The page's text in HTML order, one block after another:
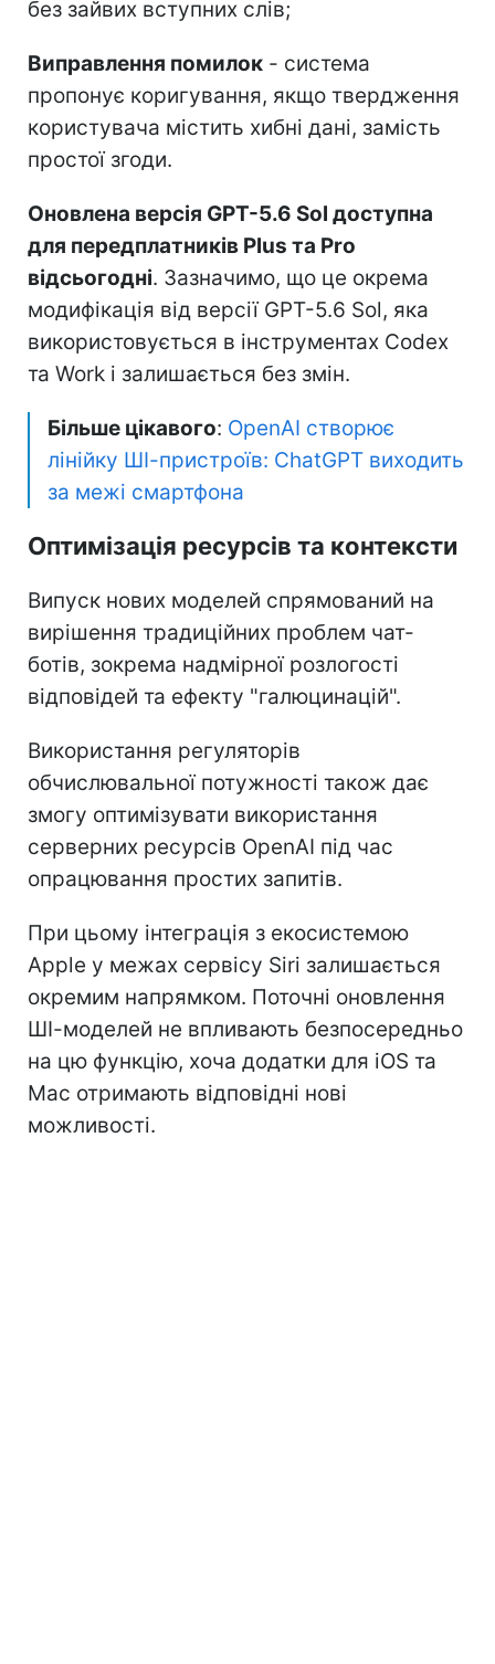
без зайвих вступних слів;
Виправлення помилок - система
пропонує коригування, якщо твердження
користувача містить хибні дані, замість
простої згоди.
Оновлена версія GPT-5.6 Sol доступна
для передплатників Plus та Pro
відсьогодні. Зазначимо, що це окрема
модифікація від версії GPT-5.6 Sol, яка
використовується в інструментах Codex
та Work і залишається без змін.
Більше цікавого: OpenAI створює
лінійку ШІ-пристроїв: ChatGPT виходить
за межі смартфона
Оптимізація ресурсів та контексти
Випуск нових моделей спрямований на
вирішення традиційних проблем чат-
ботів, зокрема надмірної розлогості
відповідей та ефекту "галюцинацій".
Використання регуляторів
обчислювальної потужності також дає
змогу оптимізувати використання
серверних ресурсів OpenAI під час
опрацювання простих запитів.
При цьому інтеграція з екосистемою
Apple у межах сервісу Siri залишається
окремим напрямком. Поточні оновлення
ШІ-моделей не впливають безпосередньо
на цю функцію, хоча додатки для iOS та
Mac отримають відповідні нові
можливості.